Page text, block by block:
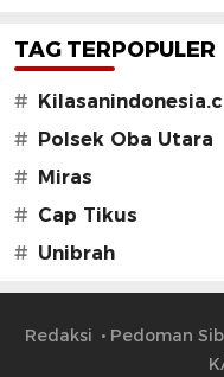
TAG TERPOPULER
#
# Polsek Oba Utara
# Miras
# Cap Tikus
# Unibrah
Redaksi Pedoman